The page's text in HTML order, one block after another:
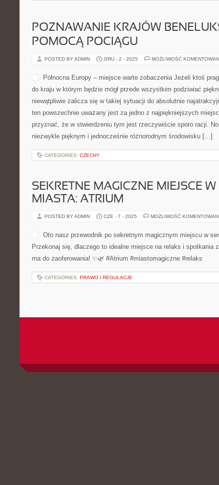
POZNAWANIE KRAJÓW
POMOCĄ POCIĄGU
POSTED BY ADMIN GRU - 2 - 2025 MOŻLIWOŚĆ
Północna Europy – miejsce warte zobaczenia Jeżeli ktoś
do kraju w którym będzie mógł przede wszystkim podziwiać
niewątpliwie zalicza się w takiej sytuacji do absolutnie
ten powszechnie uważany jest za jedno z najpiękniejszych
przyznać, że w stwierdzeniu tym jest rzeczywiście sporo racji.
niezwykle pięknym i jednocześnie różnorodnym środowisku […]
CATEGORIES: CZECHY
SEKRETNE MAGICZNE MIEJSCE W
MIASTA: ATRIUM
POSTED BY ADMIN CZE - 7 - 2025 MOŻLIWOŚĆ
Oto nasz przewodnik po sekretnym magicznym miejscu w
Przekonaj się, dlaczego to idealne miejsce na relaks i spotkania
ma do zaoferowania! ✨🌿 #Atrium #miastomagiczne #relaks
CATEGORIES: PRAWO I REGULACJE